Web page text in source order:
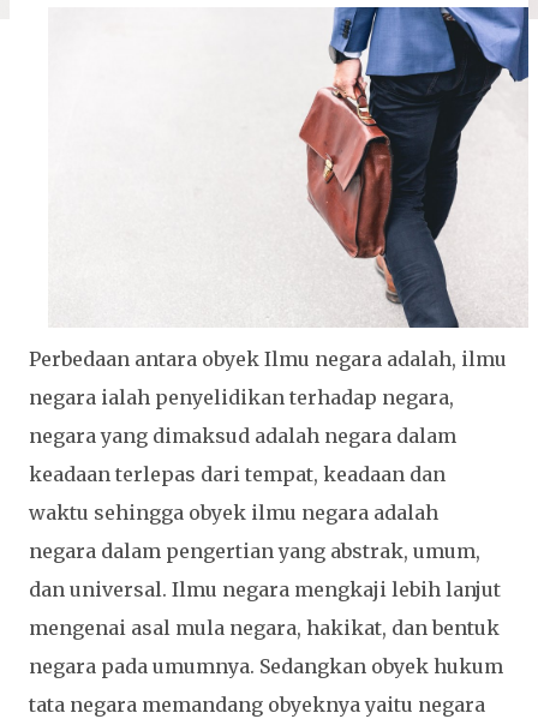
Perbedaan antara obyek Ilmu negara adalah, ilmu
negara ialah penyelidikan terhadap negara,
negara yang dimaksud adalah negara dalam
keadaan terlepas dari tempat, keadaan dan
waktu sehingga obyek ilmu negara adalah
negara dalam pengertian yang abstrak, umum,
dan universal. Ilmu negara mengkaji lebih lanjut
mengenai asal mula negara, hakikat, dan bentuk
negara pada umumnya. Sedangkan obyek hukum
tata negara memandang obyeknya yaitu negara